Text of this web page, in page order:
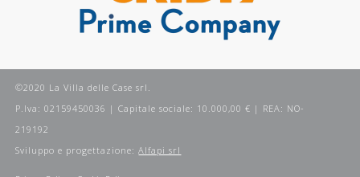
©2020 La Villa delle Case srl.
P.Iva: 02159450036 | Capitale sociale: 10.000,00 € | REA: NO-
219192
Sviluppo e progettazione:Alfapi srl